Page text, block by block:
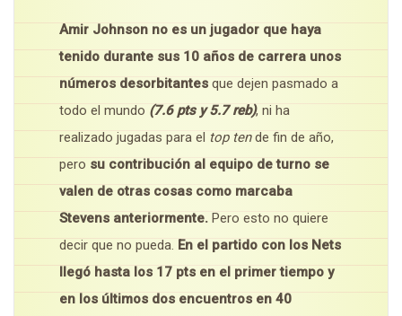
Amir Johnson no es un jugador que haya
tenido durante sus 10 años de carrera unos
números desorbitantes que dejen pasmado a
todo el mundo (7.6 pts y 5.7 reb), ni ha
realizado jugadas para el top tende fin de año,
pero su contribución al equipo de turno se
valen de otras cosas como marcaba
Stevens anteriormente. Pero esto no quiere
decir que no pueda. En el partido con los Nets
llegó hasta los 17 pts en el primer tiempo y
en los últimos dos encuentros en 40